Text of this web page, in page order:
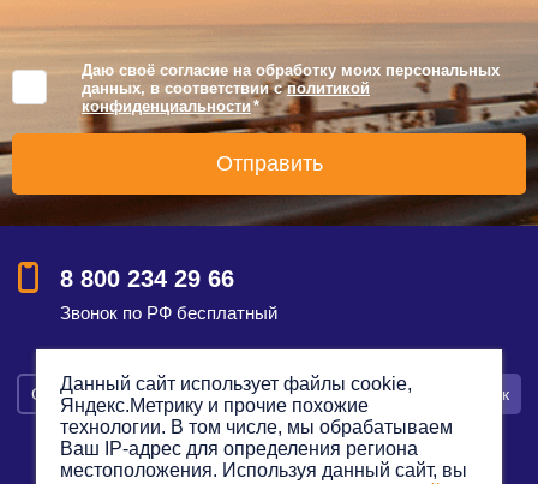
Даю своё согласие на обработку моих персональных
данных, в соответствии сполитикой
конфиденциальности *
8 800 234 29 66
Звонок по РФ бесплатный
Смотреть на карте Оставить заявку Заказать звонок
Данный сайт использует файлы cookie,
Яндекс.Метрику и прочие похожие
технологии. В том числе, мы обрабатываем
Ваш IP-адрес для определения региона
местоположения. Используя данный сайт, вы